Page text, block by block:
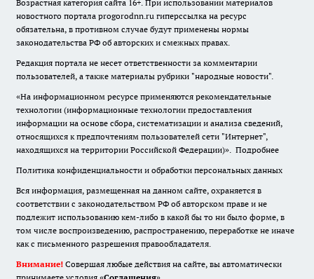
Возрастная категория сайта 16+. При использовании материалов
новостного портала progorodnn.ru гиперссылка на ресурс
обязательна, в противном случае будут применены нормы
законодательства РФ об авторских и смежных правах.
Редакция портала не несет ответственности за комментарии
пользователей, а также материалы рубрики "народные новости".
«На информационном ресурсе применяются рекомендательные
технологии (информационные технологии предоставления
информации на основе сбора, систематизации и анализа сведений,
относящихся к предпочтениям пользователей сети "Интернет",
находящихся на территории Российской Федерации)». Подробнее
Политика конфиденциальности и обработки персональных данных
Вся информация, размещенная на данном сайте, охраняется в
соответствии с законодательством РФ об авторском праве и не
подлежит использованию кем-либо в какой бы то ни было форме, в
том числе воспроизведению, распространению, переработке не иначе
как с письменного разрешения правообладателя.
Внимание! Совершая любые действия на сайте, вы автоматически